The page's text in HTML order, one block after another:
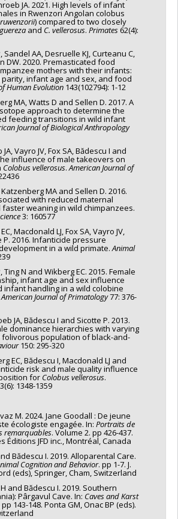
JA. 2021. High levels of infant
in Rwenzori Angolan colobus
) compared to two closely
and C. vellerosus. Primates 62(4):
Sandel AA, Desruelle KJ, Curteanu C,
DW. 2020. Premasticated food
mothers with their infants:
infant age and sex, and food
Human Evolution 143(102794): 1-12
MA, Watts D and Sellen D. 2017. A
approach to determine the
feeding transitions in wild infant
Journal of Biological Anthropology
Vayro JV, Fox SA, Bădescu I and
influence of male takeovers on
Colobus vellerosus.American Journal of
MA and Sellen D. 2016.
with reduced maternal
weaning in wild chimpanzees.
3: 160577
Macdonald LJ, Fox SA, Vayro JV,
P. 2016. Infanticide pressure
in a wild primate.Animal
Ting N and Wikberg EC. 2015. Female
infant age and sex influence
infant handling in a wild colobine
American Journal of Primatology77: 376-
JA, Bădescu I and Sicotte P. 2013.
dominance hierarchies with varying
folivorous population of black-and-
150: 295-320
EC, Bădescu I, Macdonald LJ and
risk and male quality influence
for Colobus vellerosus.
1348-1359
M. 2024. Jane Goodall : De jeune
écologiste engagée. In: Portraits de
remarquables. Volume 2. pp 426-437.
Éditions JFD inc., Montréal, Canada
Bădescu I. 2019. Alloparental Care.
Cognition and Behavior. pp 1-7. J.
(eds), Springer, Cham, Switzerland
and Bădescu I. 2019. Southern
Pârgavul Cave. In: Caves and Karst
pp 143-148. Ponta GM, Onac BP (eds).